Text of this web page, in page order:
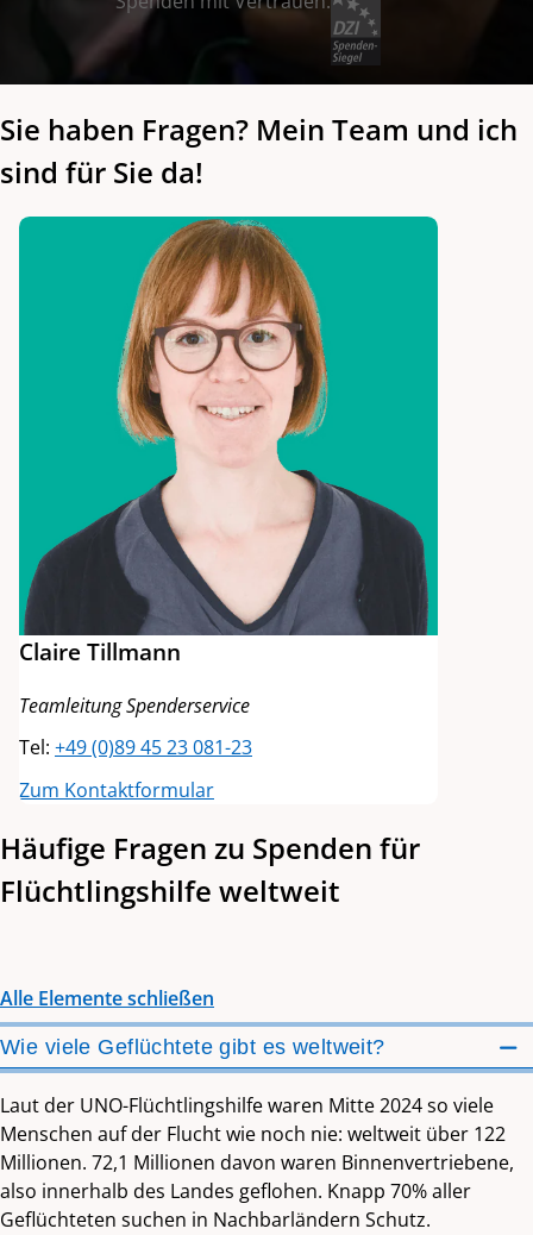
Sie haben Fragen? Mein Team und ich
sind für Sie da!
Claire Tillmann
Teamleitung Spenderservice
Tel: +49 (0)89 45 23 081-23
Zum Kontaktformular
Häufige Fragen zu Spenden für
Flüchtlingshilfe weltweit
Alle Elemente schließen
Wie viele Geflüchtete gibt es weltweit?
Laut der UNO-Flüchtlingshilfe waren Mitte 2024 so viele
Menschen auf der Flucht wie noch nie: weltweit über 122
Millionen. 72,1 Millionen davon waren Binnenvertriebene,
also innerhalb des Landes geflohen. Knapp 70% aller
Geflüchteten suchen in Nachbarländern Schutz.